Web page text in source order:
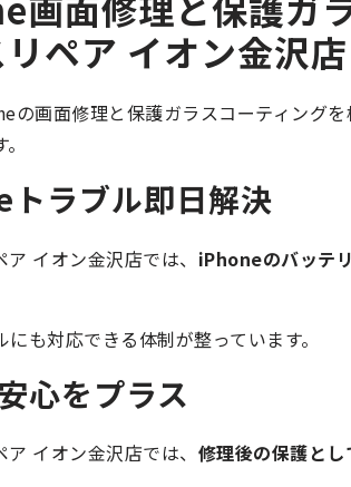
ペア イオン金沢店
の画面修理と保護ガラスコーティングを
ラブル即日解決
ア イオン金沢店では、 iPhoneのバッテ
も対応できる体制が整っています。
心をプラス
ア イオン金沢店では、 修理後の保護と